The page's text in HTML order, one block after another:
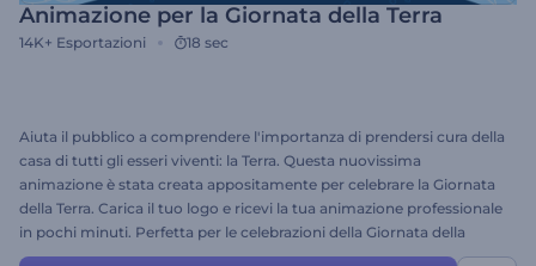
Animazione per la Giornata della Terra
14K+ Esportazioni 18 sec
Aiuta il pubblico a comprendere l'importanza di prendersi cura della
casa di tutti gli esseri viventi: la Terra. Questa nuovissima
animazione è stata creata appositamente per celebrare la Giornata
della Terra. Carica il tuo logo e ricevi la tua animazione professionale
in pochi minuti. Perfetta per le celebrazioni della Giornata della
Terra, le introduzioni per YouTube, gli spot televisivi, le presentazioni